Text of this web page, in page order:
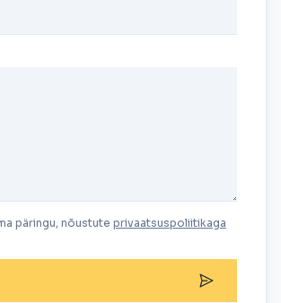
päringu, nõustute privaatsuspoliitikaga